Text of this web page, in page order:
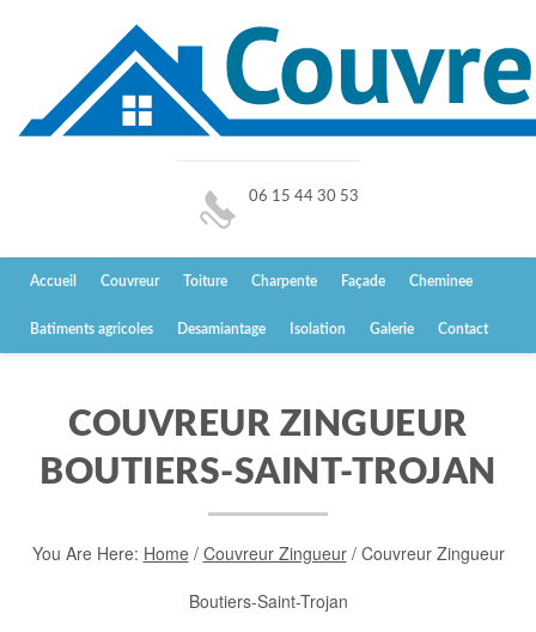
06 15 44 30 53
Accueil Couvreur Toiture Charpente Façade Cheminee
Batiments agricoles Desamiantage Isolation Galerie Contact
COUVREUR ZINGUEUR
BOUTIERS-SAINT-TROJAN
You Are Here: Home/ Couvreur Zingueur/ Couvreur Zingueur
Boutiers-Saint-Trojan